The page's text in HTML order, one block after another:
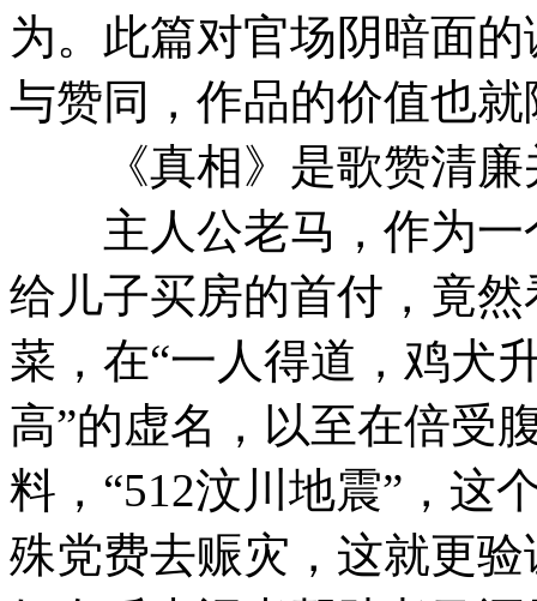
为。此篇对官场阴暗面
与赞同，作品的价值也
《真相》是歌赞清廉
主人公老马，作为一
给儿子买房的首付，竟
菜，在“一人得道，鸡犬
高”的虚名，以至在倍受
料，“512汶川地震”，这
殊党费去赈灾，这就更